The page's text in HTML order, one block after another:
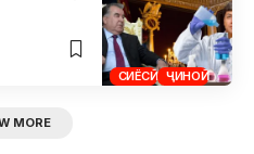
СИЁСӢ ҶИНОӢ
MORE